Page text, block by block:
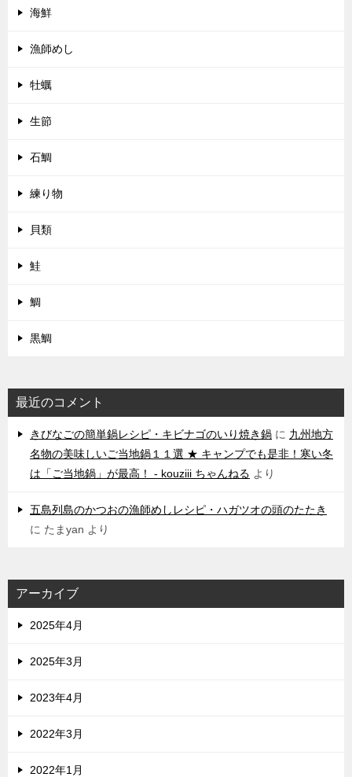
海鮮
漁師めし
牡蠣
生節
石鯛
練り物
貝類
鮭
鯛
黒鯛
最近のコメント
きびなごの簡単鍋レシピ・キビナゴのいり焼き鍋 に 九州地方
名物の美味しいご当地鍋１１選 ★ キャンプでも是非！寒い冬
は「ご当地鍋」が最高！ - kouziii ちゃんねる より
五島列島のかつおの漁師めしレシピ・ハガツオの頭のたたき
に たまyan より
アーカイブ
2025年4月
2025年3月
2023年4月
2022年3月
2022年1月